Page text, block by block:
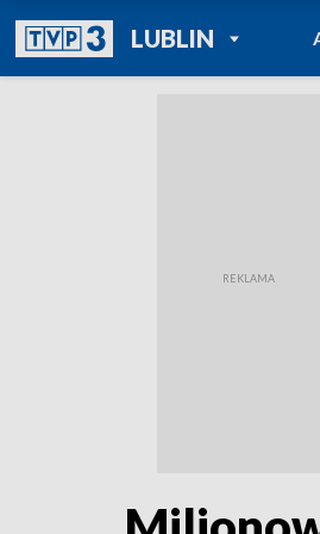
LUBLINPOWRÓT DO
TVP REGIONY